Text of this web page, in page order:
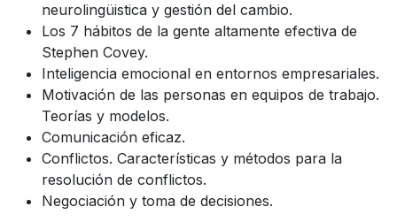
neurolingüistica y gestión del cambio.
Los 7 hábitos de la gente altamente efectiva de
Stephen Covey.
Inteligencia emocional en entornos empresariales.
Motivación de las personas en equipos de trabajo.
Teorías y modelos.
Comunicación eficaz.
Conflictos. Características y métodos para la
resolución de conflictos.
Negociación y toma de decisiones.